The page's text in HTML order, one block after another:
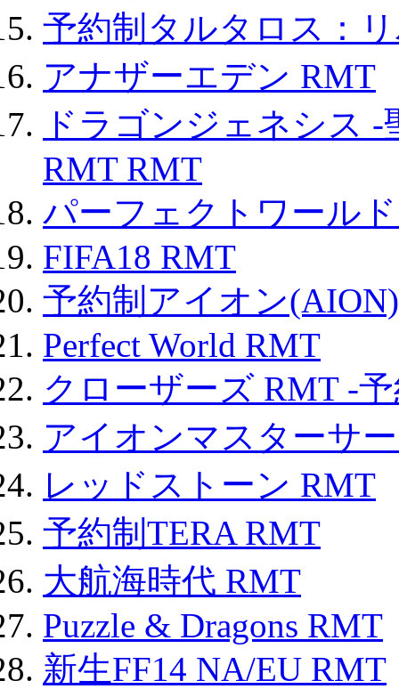
予約制タルタロス：
アナザーエデン RMT
ドラゴンジェネシス
RMT RMT
パーフェクトワール
FIFA18 RMT
予約制アイオン
Perfect World RMT
クローザーズ RMT -
アイオンマスターサ
レッドストーン RMT
予約制TERA RMT
大航海時代 RMT
Puzzle & Dragons RMT
新生FF14 NA/EU RMT